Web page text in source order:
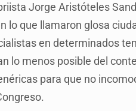
Jorge Aristóteles
lo que llamaron glosa
en determinados
lo menos posible del
para que no